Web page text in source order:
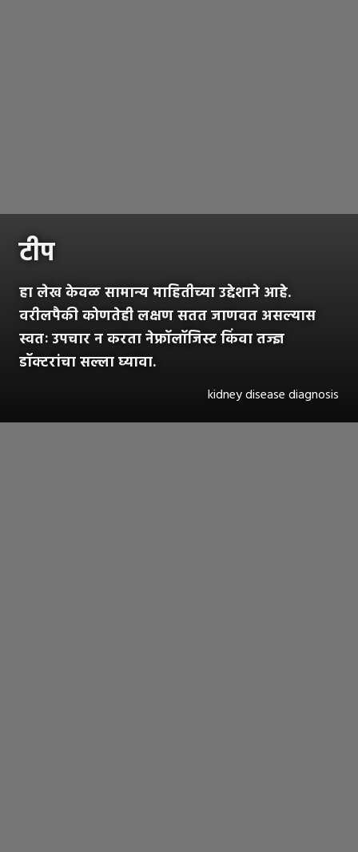
टीप
हा लेख केवळ सामान्य माहितीच्या उद्देशाने आहे.
वरीलपैकी कोणतेही लक्षण सतत जाणवत असल्यास
स्वतः उपचार न करता नेफ्रॉलॉजिस्ट किंवा तज्ज्ञ
डॉक्टरांचा सल्ला घ्यावा.
kidney disease diagnosis